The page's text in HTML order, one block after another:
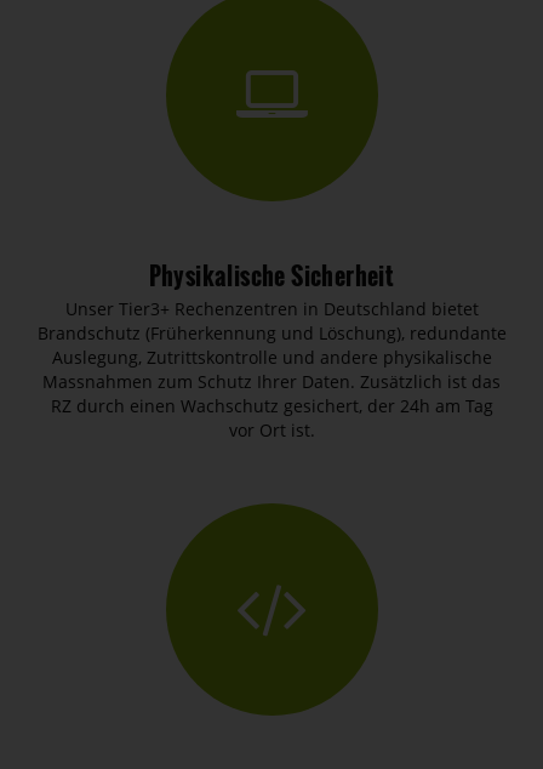
Physikalische Sicherheit
Unser Tier3+ Rechenzentren in Deutschland bietet
Brandschutz (Früherkennung und Löschung), redundante
Auslegung, Zutrittskontrolle und andere physikalische
Massnahmen zum Schutz Ihrer Daten. Zusätzlich ist das
RZ durch einen Wachschutz gesichert, der 24h am Tag
vor Ort ist.